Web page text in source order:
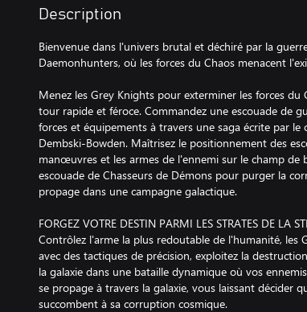
Description
Bienvenue dans l'univers brutal et déchiré par la
Daemonhunters, où les forces du Chaos menacent
Menez les Grey Knights pour exterminer les forces
tour rapide et féroce. Commandez une escouade de
forces et équipements à travers une saga écrite par le
Dembski-Bowden. Maîtrisez le positionnement des
manœuvres et les armes de l'ennemi sur le champ de
escouade de Chasseurs de Démons pour purger la
propage dans une campagne galactique.
FORGEZ VOTRE DESTIN PARMI LES STRATES DE LA
Contrôlez l'arme la plus redoutable de l'humanité, les
avec des tactiques de précision, exploitez la
la galaxie dans une bataille dynamique où vos
se propage à travers la galaxie, vous laissant décider
succombent à sa corruption cosmique.